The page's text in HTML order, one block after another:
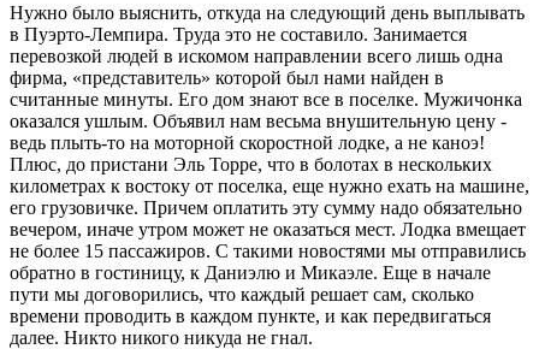
Нужно было выяснить, откуда на следующий день выплывать
в Пуэрто-Лемпира. Труда это не составило. Занимается
перевозкой людей в искомом направлении всего лишь одна
фирма, «представитель» которой был нами найден в
считанные минуты. Его дом знают все в поселке. Мужичонка
оказался ушлым. Объявил нам весьма внушительную цену -
ведь плыть-то на моторной скоростной лодке, а не каноэ!
Плюс, до пристани Эль Торре, что в болотах в нескольких
километрах к востоку от поселка, еще нужно ехать на машине,
его грузовичке. Причем оплатить эту сумму надо обязательно
вечером, иначе утром может не оказаться мест. Лодка вмещает
не более 15 пассажиров. С такими новостями мы отправились
обратно в гостиницу, к Даниэлю и Микаэле. Еще в начале
пути мы договорились, что каждый решает сам, сколько
времени проводить в каждом пункте, и как передвигаться
далее. Никто никого никуда не гнал.